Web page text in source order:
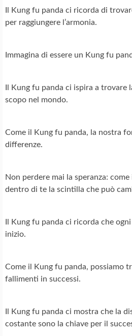
Il Kung fu panda ci ricorda di
per raggiungere l’armonia.
Immagina di essere un Kung fu
Il Kung fu panda ci ispira a
scopo nel mondo.
Come il Kung fu panda, la nostra
differenze.
Non perdere mai la speranza:
dentro di te la scintilla che può
Il Kung fu panda ci ricorda che
inizio.
Come il Kung fu panda, possiamo
fallimenti in successi.
Il Kung fu panda ci mostra che la
costante sono la chiave per il